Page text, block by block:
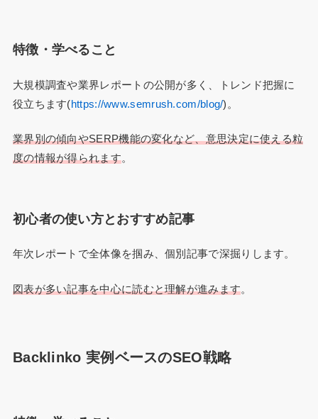
特徴・学べること
大規模調査や業界レポートの公開が多く、トレンド把握に
役立ちます(https://www.semrush.com/blog/)。
業界別の傾向やSERP機能の変化など、意思決定に使える粒
度の情報が得られます。
初心者の使い方とおすすめ記事
年次レポートで全体像を掴み、個別記事で深掘りします。
図表が多い記事を中心に読むと理解が進みます。
Backlinko 実例ベースのSEO戦略